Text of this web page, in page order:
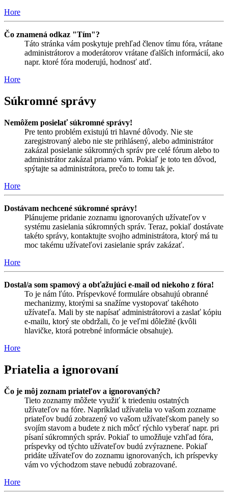
Hore
Čo znamená odkaz "Tím"?
Táto stránka vám poskytuje prehľad členov tímu fóra, vrátane
administrátorov a moderátorov vrátane ďalších informácií, ako
napr. ktoré fóra moderujú, hodnosť atď.
Hore
Súkromné správy
Nemôžem posielať súkromné správy!
Pre tento problém existujú tri hlavné dôvody. Nie ste
zaregistrovaný alebo nie ste prihlásený, alebo administrátor
zakázal posielanie súkromných správ pre celé fórum alebo to
administrátor zakázal priamo vám. Pokiaľ je toto ten dôvod,
spýtajte sa administrátora, prečo to tomu tak je.
Hore
Dostávam nechcené súkromné správy!
Plánujeme pridanie zoznamu ignorovaných užívateľov v
systému zasielania súkromných správ. Teraz, pokiaľ dostávate
takéto správy, kontaktujte svojho administrátora, ktorý má tu
moc takému užívateľovi zasielanie správ zakázať.
Hore
Dostal/a som spamový a obťažujúci e-mail od niekoho z fóra!
To je nám ľúto. Príspevkové formuláre obsahujú obranné
mechanizmy, ktorými sa snažíme vystopovať takéhoto
užívateľa. Mali by ste napísať administrátorovi a zaslať kópiu
e-mailu, ktorý ste obdržali, čo je veľmi dôležité (kvôli
hlavičke, ktorá potrebné informácie obsahuje).
Hore
Priatelia a ignorovaní
Čo je môj zoznam priateľov a ignorovaných?
Tieto zoznamy môžete využiť k triedeniu ostatných
užívateľov na fóre. Napríklad užívatelia vo vašom zozname
priateľov budú zobrazený vo vašom užívateľskom panely so
svojím stavom a budete z nich môcť rýchlo vyberať napr. pri
písaní súkromných správ. Pokiaľ to umožňuje vzhľad fóra,
príspevky od týchto užívateľov budú zvýraznene. Pokiaľ
pridáte užívateľov do zoznamu ignorovaných, ich príspevky
vám vo východzom stave nebudú zobrazované.
Hore